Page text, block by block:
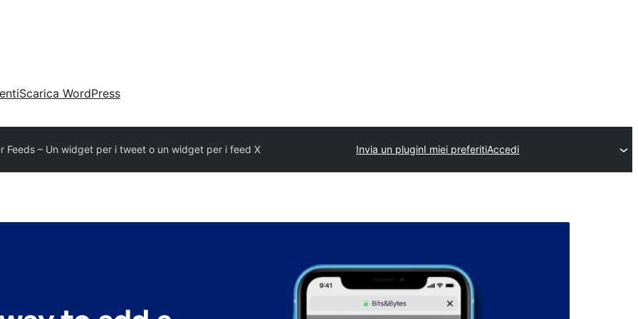
Scarica WordPress
Feeds – Un widget per i tweet o un widget per i feed X Invia un pluginI miei preferitiAccedi